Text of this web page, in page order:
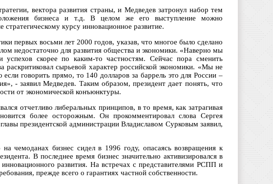
вектора развития страны, и Медведев затронул набор тем
бизнеса и т.д. В целом же его выступление можно
стратегическому курсу инновационное развитие.
первых восьми лет 2000 годов, указав, что многое было сделано
недостаточно для развития общества и экономики. «Наверно мы
скорее по каким-то частностям. Сейчас пора сменить
раскритиковал сырьевой характер российской экономики. «Мы не
говорить прямо, то 140 долларов за баррель это для России –
- заявил Медведев. Таким образом, президент дает понять, что
от экономической конъюнктуры.
отчетливо либеральных принципов, в то время, как затрагивая
более осторожным. Он прокомментировал слова Сергея
президентской администрации Владиславом Сурковым заявил,
чемоданах бизнес сидел в 1996 году, опасаясь возвращения к
В последнее время бизнес значительно активизировался в
развития. На встречах с представителями РСПП и
прежде всего о гарантиях частной собственности.